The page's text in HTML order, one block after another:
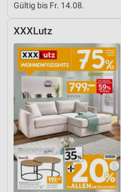
Gültig bis Fr. 14.08.
XXXLutz
Geräte anhand von aktiv
Notwendig
Performance
Funktional
Werbung